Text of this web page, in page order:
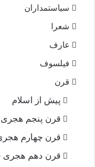
سیاستمداران
شعرا
عارف
فیلسوف
قرن
پیش از اسلام
قرن پنجم هجری – ۳۸۸ الی ۴۸۵
قرن چهارم هجری – ۲۹۱ الی
قرن دهم هجری – ۸۷۳ الی ۹۷۰